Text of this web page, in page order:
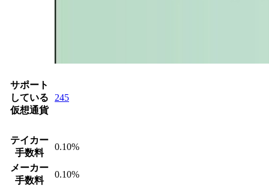
サポート
している
仮想通貨
245
テイカー
手数料
0.10%
メーカー
手数料
0.10%